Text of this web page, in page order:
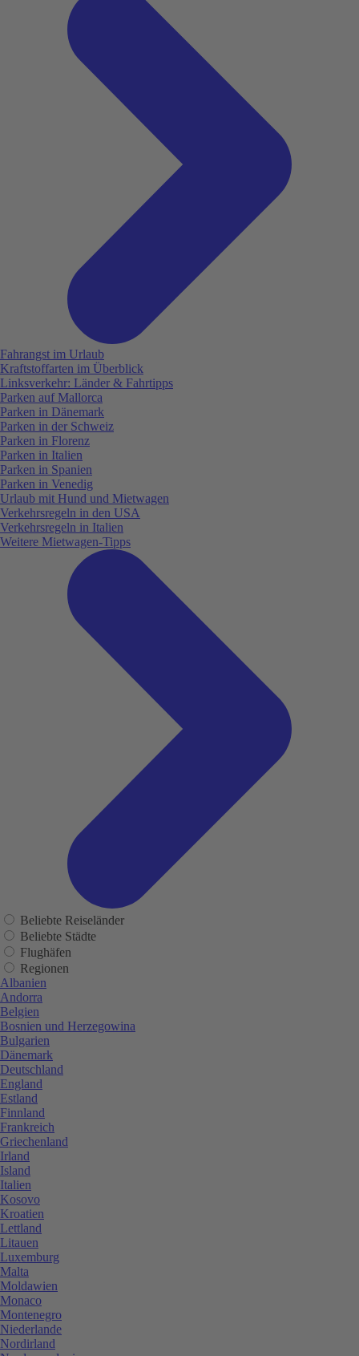
Fahrangst im Urlaub
Kraftstoffarten im Überblick
Linksverkehr: Länder & Fahrtipps
Parken auf Mallorca
Parken in Dänemark
Parken in der Schweiz
Parken in Florenz
Parken in Italien
Parken in Spanien
Parken in Venedig
Urlaub mit Hund und Mietwagen
Verkehrsregeln in den USA
Verkehrsregeln in Italien
Weitere Mietwagen-Tipps
Beliebte Reiseländer
Beliebte Städte
Flughäfen
Regionen
Albanien
Andorra
Belgien
Bosnien und Herzegowina
Bulgarien
Dänemark
Deutschland
England
Estland
Finnland
Frankreich
Griechenland
Irland
Island
Italien
Kosovo
Kroatien
Lettland
Litauen
Luxemburg
Malta
Moldawien
Monaco
Montenegro
Niederlande
Nordirland